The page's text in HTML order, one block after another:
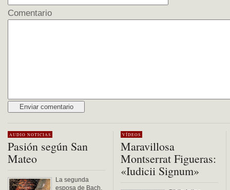
Comentario
AUDIO NOTICIAS
Pasión según San
Mateo
La segunda
esposa de Bach,
VÍDEOS
Maravillosa
Montserrat Figueras:
«Iudicii Signum»